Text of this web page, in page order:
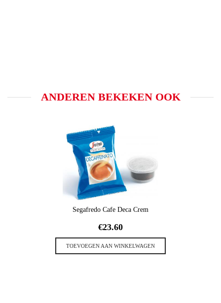
ANDEREN BEKEKEN OOK
Segafredo Cafe Deca Crem
€23.60
TOEVOEGEN AAN WINKELWAGEN